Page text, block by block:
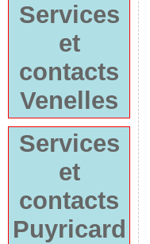
Services
et
contacts
Venelles
Services
et
contacts
Puyricard